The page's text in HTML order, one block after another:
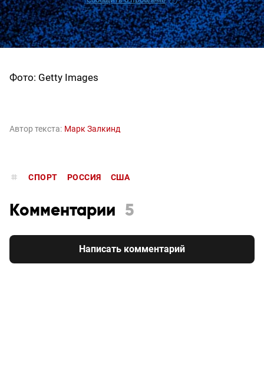
Фото: Getty Images
Автор текста: Марк Залкинд
СПОРТ РОССИЯ США
Комментарии 5
Написать комментарий